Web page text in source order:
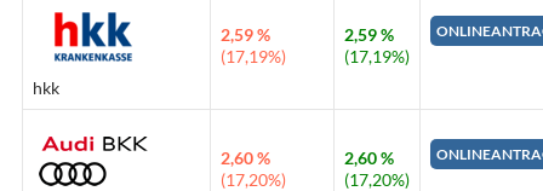
hkk
2,59 %
(17,19%)
2,59 %
(17,19%)
2,60 %
(17,20%)
2,60 %
(17,20%)